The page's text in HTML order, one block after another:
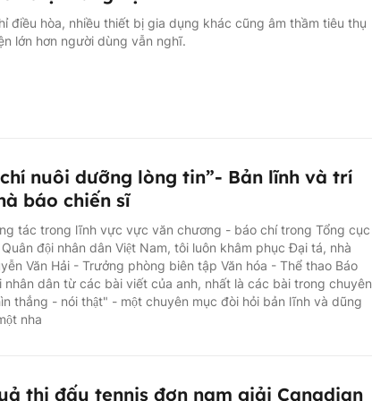
điều hòa, nhiều thiết bị gia dụng khác cũng âm thầm tiêu thụ
lớn hơn người dùng vẫn nghĩ.
nuôi dưỡng lòng tin”- Bản lĩnh và trí
báo chiến sĩ
tác trong lĩnh vực vực văn chương - báo chí trong Tổng cục
đội nhân dân Việt Nam, tôi luôn khâm phục Đại tá, nhà
Văn Hải - Trưởng phòng biên tập Văn hóa - Thể thao Báo
nhân dân từ các bài viết của anh, nhất là các bài trong chuyên
thẳng - nói thật" - một chuyên mục đòi hỏi bản lĩnh và dũng
nha
thi đấu tennis đơn nam giải Canadian